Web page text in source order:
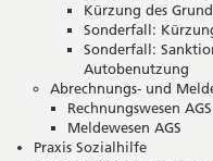
Kürzung des
Sonderfall:
Sonderfall:
Autobenutzung
Abrechnungs- und
Rechnungswesen AGS
Meldewesen AGS
Praxis Sozialhilfe